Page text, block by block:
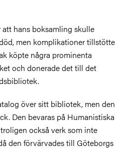
hans boksamling skulle
men komplikationer tillstötte
köpte några prominenta
och donerade det till det
över sitt bibliotek, men den
Den bevaras på Humanistiska
också verk som inte
den förvärvades till Göteborgs